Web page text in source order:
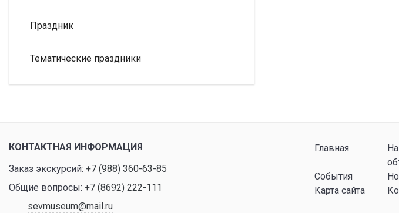
Праздник
Тематические праздники
КОНТАКТНАЯ ИНФОРМАЦИЯ
Заказ экскурсий: +7 (988) 360-63-85
Общие вопросы: +7 (8692) 222-111
sevmuseum@mail.ru
Главная
События
Карта сайта